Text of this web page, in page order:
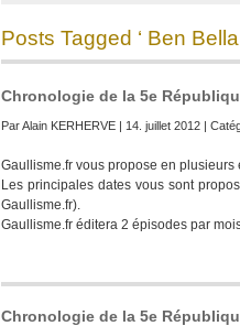
Posts Tagged ‘ Ben Bella
Chronologie de la 5e
ParAlain KERHERVE | 14. juillet 2012 |
Gaullisme.fr vous propose en
Les principales dates vous sont
Gaullisme.fr).
Gaullisme.fr éditera 2 épisodes par
Chronologie de la 5e